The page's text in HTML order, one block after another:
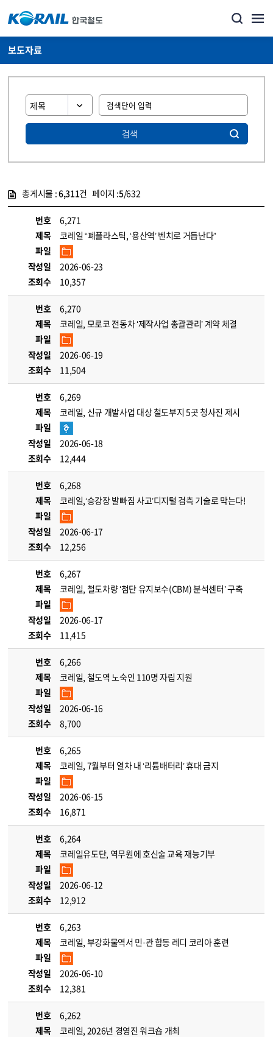
보도자료
검색
총게시물 :6,311건 페이지 :5/632
번호
6,271
제목
코레일 “폐플라스틱, ‘용산역’ 벤치로 거듭난다”
파일
작성일
2026-06-23
조회수
10,357
번호
6,270
제목
코레일, 모로코 전동차 ‘제작사업 총괄관리’ 계약 체결
파일
작성일
2026-06-19
조회수
11,504
번호
6,269
제목
코레일, 신규 개발사업 대상 철도부지 5곳 청사진 제시
파일
작성일
2026-06-18
조회수
12,444
번호
6,268
제목
코레일,‘승강장 발빠짐 사고’디지털 검측 기술로 막는다!
파일
작성일
2026-06-17
조회수
12,256
번호
6,267
제목
코레일, 철도차량 ‘첨단 유지보수(CBM) 분석센터’ 구축
파일
작성일
2026-06-17
조회수
11,415
번호
6,266
제목
코레일, 철도역 노숙인 110명 자립 지원
파일
작성일
2026-06-16
조회수
8,700
번호
6,265
제목
코레일, 7월부터 열차 내 ‘리튬배터리’ 휴대 금지
파일
작성일
2026-06-15
조회수
16,871
번호
6,264
제목
코레일유도단, 역무원에 호신술 교육 재능기부
파일
작성일
2026-06-12
조회수
12,912
번호
6,263
제목
코레일, 부강화물역서 민·관 합동 레디 코리아 훈련
파일
작성일
2026-06-10
조회수
12,381
번호
6,262
제목
코레일, 2026년 경영진 워크숍 개최